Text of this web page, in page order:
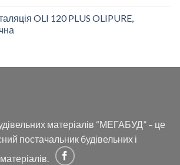
OLI 120 PLUS OLIPURE,
матеріалів “МЕГАБУД” – це
постачальник будівельних і